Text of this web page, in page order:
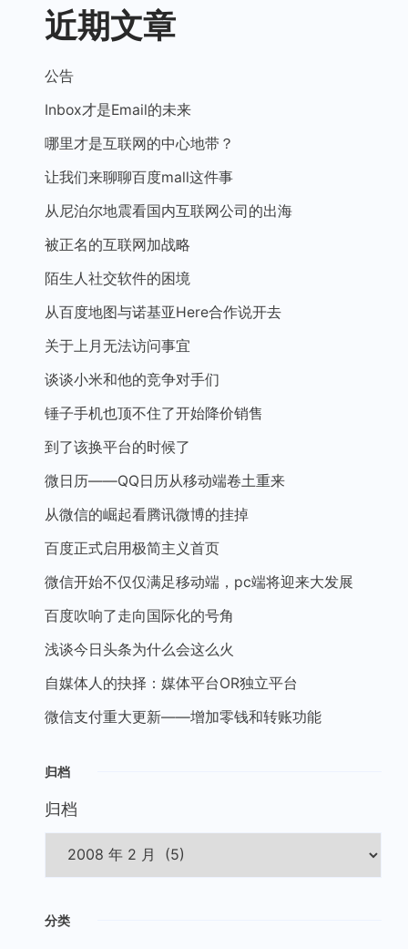
近期文章
公告
Inbox才是Email的未来
哪里才是互联网的中心地带？
让我们来聊聊百度mall这件事
从尼泊尔地震看国内互联网公司的出海
被正名的互联网加战略
陌生人社交软件的困境
从百度地图与诺基亚Here合作说开去
关于上月无法访问事宜
谈谈小米和他的竞争对手们
锤子手机也顶不住了开始降价销售
到了该换平台的时候了
微日历——QQ日历从移动端卷土重来
从微信的崛起看腾讯微博的挂掉
百度正式启用极简主义首页
微信开始不仅仅满足移动端，pc端将迎来大发展
百度吹响了走向国际化的号角
浅谈今日头条为什么会这么火
自媒体人的抉择：媒体平台OR独立平台
微信支付重大更新——增加零钱和转账功能
归档
归档
分类